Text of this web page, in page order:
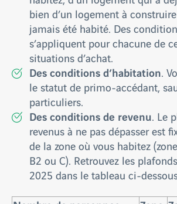
bien d’un logement à
jamais été habité. Des
s’appliquent pour chacune de
situations d’achat.
Des conditions d’habitation.
le statut de primo-accédant,
particuliers.
Des conditions de revenu. Le
revenus à ne pas dépasser est
de la zone où vous habitez
B2 ou C). Retrouvez les
2025 dans le tableau ci-